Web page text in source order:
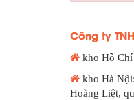
Công ty
kho Hồ
kho Hà
Hoàng Liệt,